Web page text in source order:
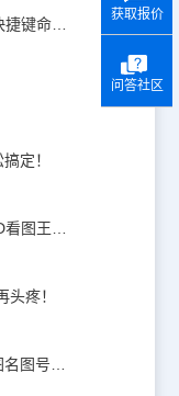
CAD标注快捷键有哪些？CAD标注快捷键命令大全！
定！
CAD坐标系切换功能详解，浩辰CAD看图王让设计更自由！
疼！
告别低效手动编号，CAD自动更新图名图号轻松搞定！
获取报价
问答社区